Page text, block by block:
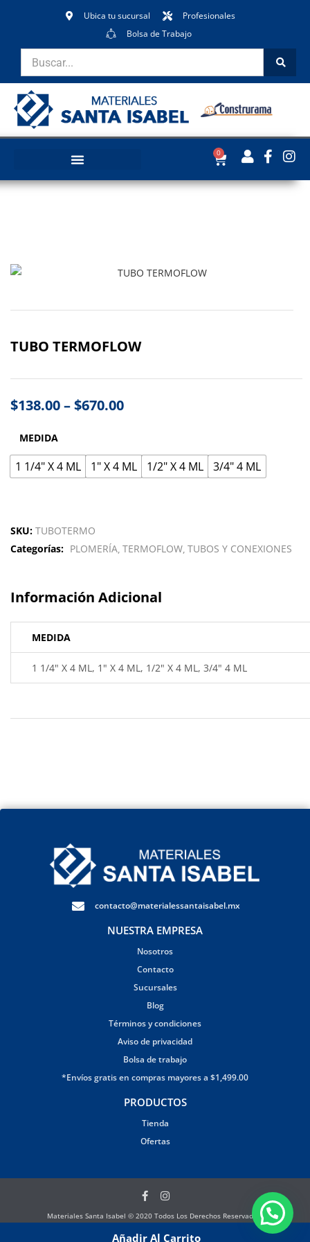
Ubica tu sucursal
Profesionales
Bolsa de Trabajo
0
TUBO TERMOFLOW
$138.00–$670.00
MEDIDA
1 1/4" X 4 ML 1" X 4 ML 1/2" X 4 ML 3/4" 4 ML
Añadir Al Carrito
SKU: TUBOTERMO
Categorías: PLOMERÍA TERMOFLOW TUBOS Y CONEXIONES
Información Adicional
MEDIDA
1 1/4" X 4 ML, 1" X 4 ML, 1/2" X 4 ML, 3/4" 4 ML
contacto@materialessantaisabel.mx
NUESTRA EMPRESA
Nosotros
Contacto
Sucursales
Blog
Términos y condiciones
Aviso de privacidad
Bolsa de trabajo
*Envíos gratis en compras mayores a $1,499.00
PRODUCTOS
Tienda
Ofertas
Materiales Santa Isabel © 2020 Todos Los Derechos Reservados.